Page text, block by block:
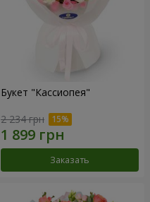
Букет "Кассиопея"
2 234 грн
Заказать